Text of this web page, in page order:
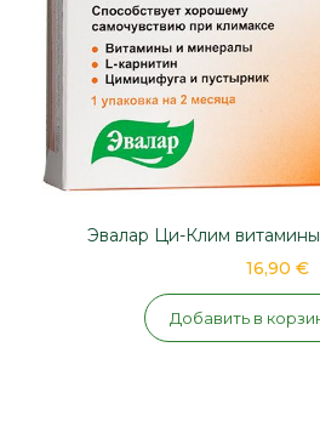
Эвалар Ци-Клим
16,90 €
Добавить в